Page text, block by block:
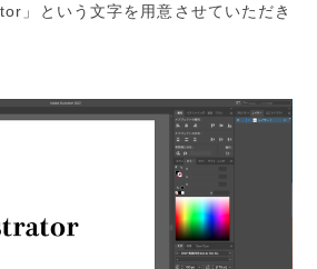
」という文字を用意させていただき